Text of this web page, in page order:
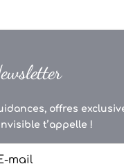
offres
t’appelle !